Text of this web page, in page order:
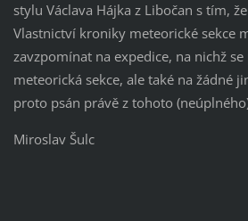
stylu Václava Hájka z Libočan s tím,
Vlastnictví kroniky meteorické sekce
zavzpomínat na expedice, na nichž
meteorická sekce, ale také na žádné
proto psán právě z tohoto
Miroslav Šulc